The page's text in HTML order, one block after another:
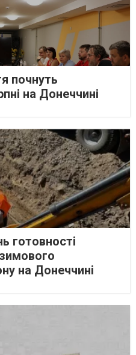
почнуть
на Донеччині
готовності
на Донеччині